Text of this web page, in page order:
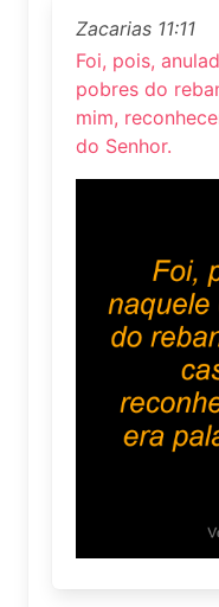
Zacarias 11:11
Foi, pois,
pobres do
mim,
do Senhor.